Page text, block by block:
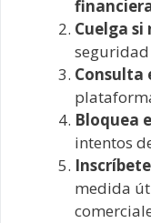
Cuelga
Consulta
Bloquea
intentos
medida